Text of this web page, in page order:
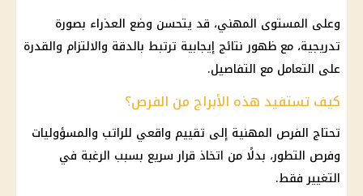
وعلى المستوى المهني، قد يتحسن وضع العذراء بصورة
تدريجية، مع ظهور نتائج إيجابية ترتبط بالدقة والالتزام والقدرة
على التعامل مع التفاصيل.
كيف تستفيد هذه الأبراج من الفرص؟
تحتاج الفرص المهنية إلى تقييم واقعي للراتب والمسؤوليات
وفرص التطور، بدلًا من اتخاذ قرار سريع بسبب الرغبة في
التغيير فقط.